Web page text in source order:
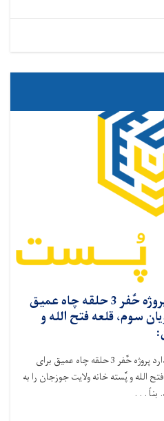
اعلان دعوت به داوطلبی پروژه حٌفر 3 حلقه چاه عمیق
سوم، قلعه فتح الله و
شرکت امارتی افغانی پٌست در نظر دارد پروژه حٌفر 3 حلقه چاه عمیق برای
الله و پٌسته خانه ولایت جوزجان را به
بناً . . .